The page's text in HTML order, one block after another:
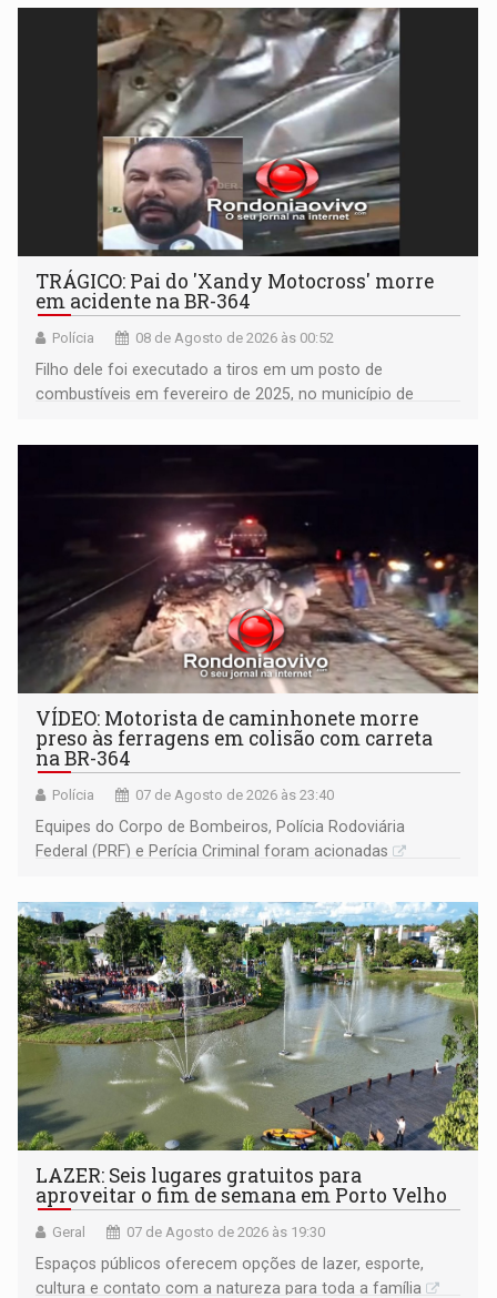
TRÁGICO: Pai do 'Xandy Motocross' morre
em acidente na BR-364
Polícia 08 de Agosto de 2026 às 00:52
Filho dele foi executado a tiros em um posto de
combustíveis em fevereiro de 2025, no município de
VÍDEO: Motorista de caminhonete morre
preso às ferragens em colisão com carreta
na BR-364
Polícia 07 de Agosto de 2026 às 23:40
Equipes do Corpo de Bombeiros, Polícia Rodoviária
Federal (PRF) e Perícia Criminal foram acionadas
LAZER: Seis lugares gratuitos para
aproveitar o fim de semana em Porto Velho
Geral 07 de Agosto de 2026 às 19:30
Espaços públicos oferecem opções de lazer, esporte,
cultura e contato com a natureza para toda a família